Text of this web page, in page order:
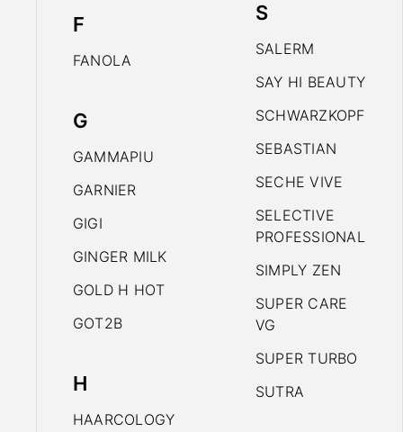
F
FANOLA
G
GAMMAPIU
GARNIER
GIGI
GINGER MILK
GOLD H HOT
GOT2B
H
HAARCOLOGY
S
SALERM
SAY HI BEAUTY
SCHWARZKOPF
SEBASTIAN
SECHE VIVE
SELECTIVE
PROFESSIONAL
SIMPLY ZEN
SUPER CARE
VG
SUPER TURBO
SUTRA